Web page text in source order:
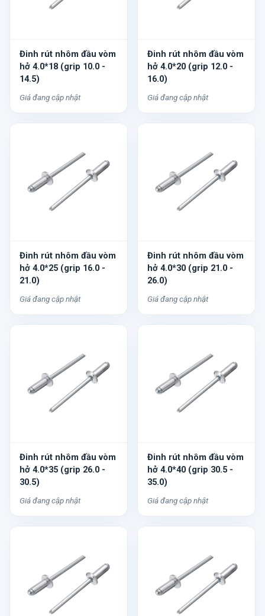
Đinh rút nhôm đầu vòm
hở 4.0*18 (grip 10.0 -
14.5)
Giá đang cập nhật
Đinh rút nhôm đầu vòm
hở 4.0*20 (grip 12.0 -
16.0)
Giá đang cập nhật
Đinh rút nhôm đầu vòm
hở 4.0*25 (grip 16.0 -
21.0)
Giá đang cập nhật
Đinh rút nhôm đầu vòm
hở 4.0*30 (grip 21.0 -
26.0)
Giá đang cập nhật
Đinh rút nhôm đầu vòm
hở 4.0*35 (grip 26.0 -
30.5)
Giá đang cập nhật
Đinh rút nhôm đầu vòm
hở 4.0*40 (grip 30.5 -
35.0)
Giá đang cập nhật